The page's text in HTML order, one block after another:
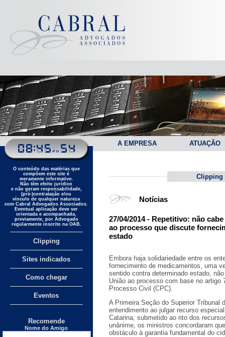
A EMPRESA ATUAÇÃO
O conteúdo das matérias que
compõem este site é
meramente informativo.
Não têm efeito jurídico
e não geram responsabilidade,
(pré-)contratação e/ou
vínculo de qualquer natureza
com Cabral Advogados Associados.
Eventual aplicação deve ser
orientada e acompanhada,
previamente, por Advogado
regularmente inscrito na OAB.
Clipping
Sites indicados
Como chegar
Eventos
Recomende
Nome do Amigo
Clipping
Notícias
27/04/2014 - Repetitivo: não
ao processo que discute
estado
Embora haja solidariedade entre os
fornecimento de medicamentos, uma
sentido contra determinado estado,
União ao processo com base no artigo
Processo Civil (CPC).
A Primeira Seção do Superior Tribunal
entendimento ao julgar recurso
Catarina, submetido ao rito dos
unânime, os ministros concordaram
obstáculo à garantia fundamental do